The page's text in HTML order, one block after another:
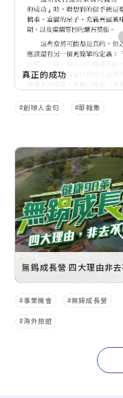
真正的成功
創辦人金句 華翰集
無錫成長營 四大理由非
事業機會 無錫成長營
海外旅遊